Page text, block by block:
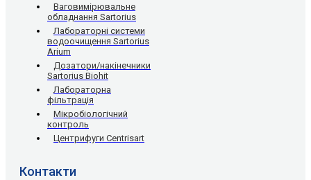
Ваговимірювальне
обладнання Sartorius
Лабораторні системи
водоочищення Sartorius
Arium
Дозатори/накінечники
Sartorius Biohit
Лабораторна
фільтрація
Мікробіологічний
контроль
Центрифуги Centrisart
Контакти